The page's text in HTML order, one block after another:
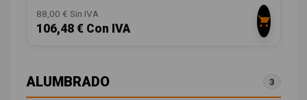
88,00 € Sin IVA
106,48 € Con IVA
ALUMBRADO 3